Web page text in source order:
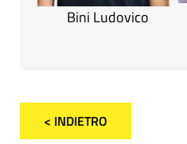
Bini Ludovico
< INDIETRO